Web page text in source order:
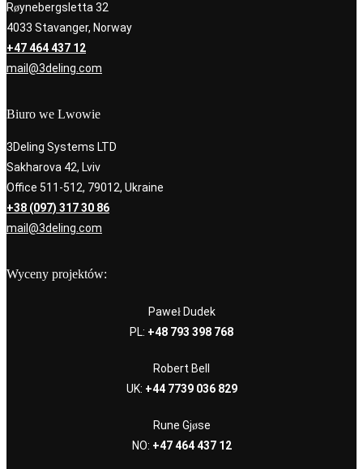
Røynebergsletta 32
4033 Stavanger, Norway
+47 464 437 12
mail@3deling.com
Biuro we Lwowie
3Deling Systems LTD
Sakharova 42, Lviv
Office 511-512, 79012, Ukraine
+38 (097) 317 30 86
mail@3deling.com
Wyceny projektów:
Paweł Dudek
PL: +48 793 398 768
Robert Bell
UK: +44 7739 036 829
Rune Gjøse
NO: +47 464 437 12